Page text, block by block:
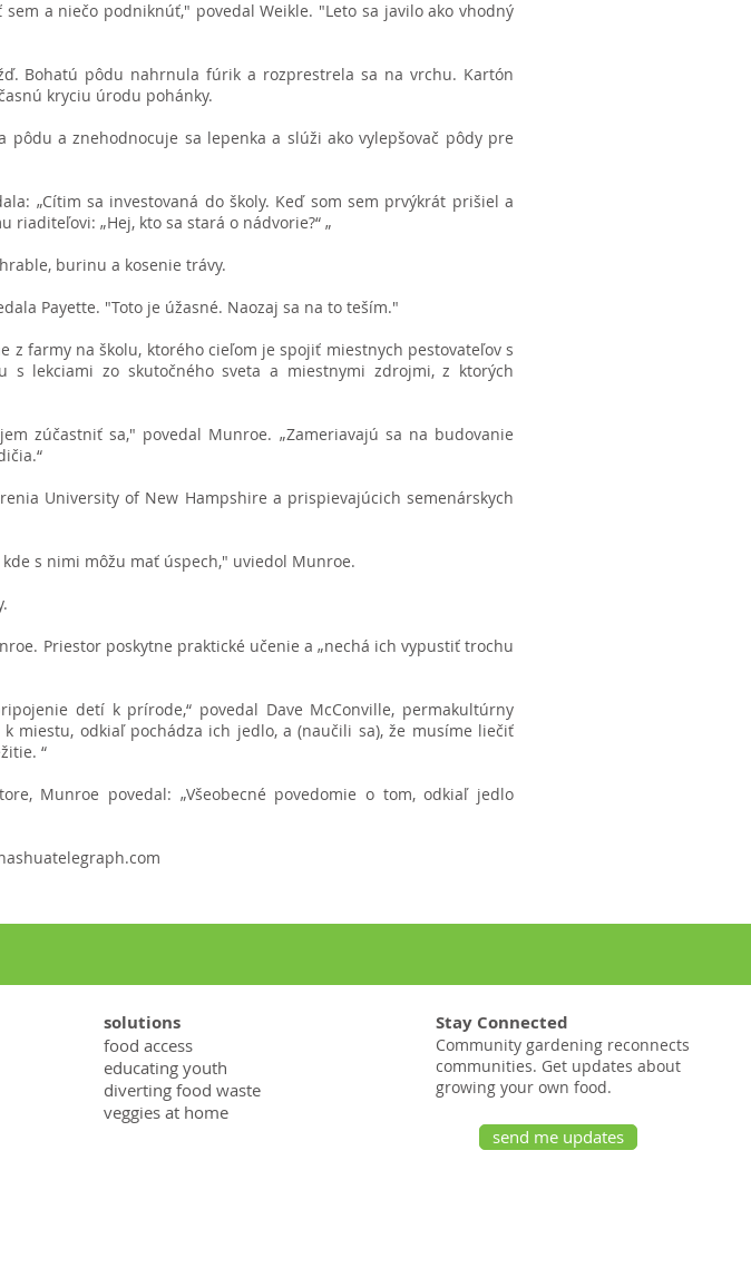
a niečo podniknúť," povedal Weikle. "Leto sa javilo ako vhodný
Bohatú pôdu nahrnula fúrik a rozprestrela sa na vrchu. Kartón
kryciu úrodu pohánky.
a znehodnocuje sa lepenka a slúži ako vylepšovač pôdy pre
„Cítim sa investovaná do školy. Keď som sem prvýkrát prišiel a
„Hej, kto sa stará o nádvorie?“ „
burinu a kosenie trávy.
Payette. "Toto je úžasné. Naozaj sa na to teším."
z farmy na školu, ktorého cieľom je spojiť miestnych pestovateľov s
s lekciami zo skutočného sveta a miestnymi zdrojmi, z ktorých
zúčastniť sa," povedal Munroe. „Zameriavajú sa na budovanie
University of New Hampshire a prispievajúcich semenárskych
s nimi môžu mať úspech," uviedol Munroe.
Priestor poskytne praktické učenie a „nechá ich vypustiť trochu
detí k prírode,“ povedal Dave McConville, permakultúrny
miestu, odkiaľ pochádza ich jedlo, a (naučili sa), že musíme liečiť
“
Munroe povedal: „Všeobecné povedomie o tom, odkiaľ jedlo
solutions
food access
educating youth
diverting food waste
veggies at home
Stay Connected
Community gardening reconnects
communities. Get updates about
growing your own food.
send me updates